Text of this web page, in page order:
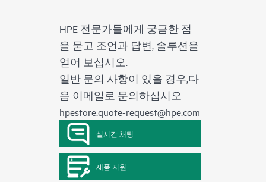
HPE 전문가들에게 궁금한 점
을 묻고 조언과 답변, 솔루션을
얻어 보십시오.
일반 문의 사항이 있을 경우,다
음 이메일로 문의하십시오
hpestore.quote-request@hpe.com
실시간 채팅
제품 지원